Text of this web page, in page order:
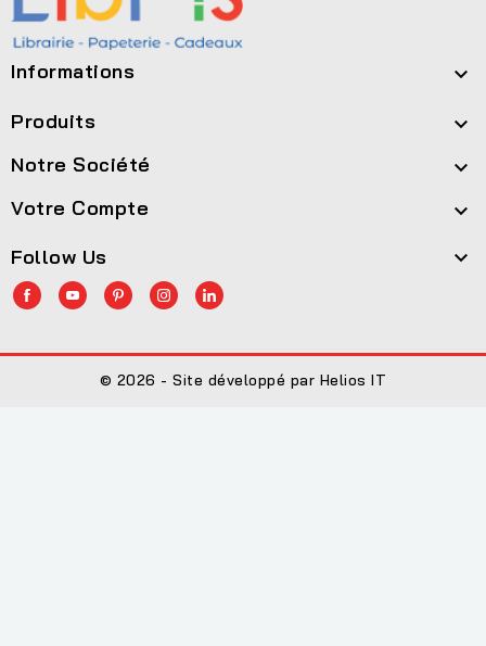
Informations 
Produits 
Notre Société 
Votre Compte 
Follow Us 
© 2026 - Site développé par Helios IT